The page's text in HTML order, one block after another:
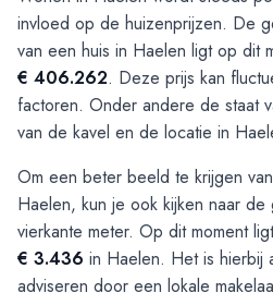
invloed op de huizenprijzen. De
van een huis in Haelen ligt op dit
€ 406.262. Deze prijs kan
factoren. Onder andere de staat
van de kavel en de locatie in
Om een beter beeld te krijgen
Haelen, kun je ook kijken naar
vierkante meter. Op dit moment
€ 3.436 in Haelen. Het is hierbij
adviseren door een lokale